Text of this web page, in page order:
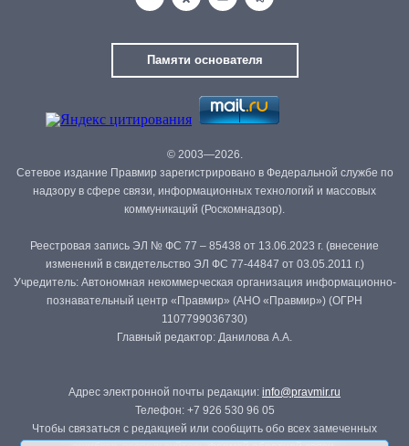
Памяти основателя
© 2003—2026.
Сетевое издание Правмир зарегистрировано в Федеральной службе по
надзору в сфере связи, информационных технологий и массовых
коммуникаций (Роскомнадзор).
Реестровая запись ЭЛ № ФС 77 – 85438 от 13.06.2023 г. (внесение
изменений в свидетельство ЭЛ ФС 77-44847 от 03.05.2011 г.)
Учредитель: Автономная некоммерческая организация информационно-
познавательный центр «Правмир» (АНО «Правмир») (ОГРН
1107799036730)
Главный редактор: Данилова А.А.
Адрес электронной почты редакции: info@pravmir.ru
Телефон: +7 926 530 96 05
Чтобы связаться с редакцией или сообщить обо всех замеченных